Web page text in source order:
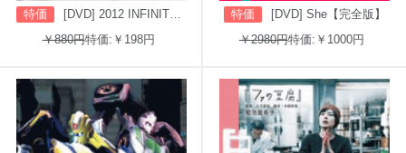
特価
[DVD] 2012 INFINITE CONCERT SECOND INVASION: EVOLUTION
￥880円特価:￥198円
特価
[DVD] She【完全版】
￥2980円特価:￥1000円